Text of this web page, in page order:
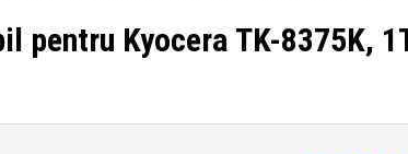
pentru Kyocera TK-8375K,